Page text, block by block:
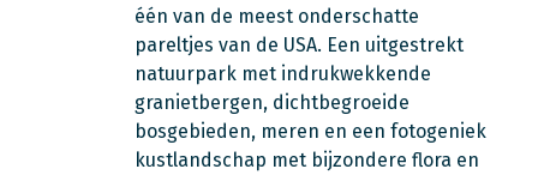
één van de meest onderschatte
pareltjes van de USA. Een uitgestrekt
natuurpark met indrukwekkende
granietbergen, dichtbegroeide
bosgebieden, meren en een fotogeniek
kustlandschap met bijzondere flora en